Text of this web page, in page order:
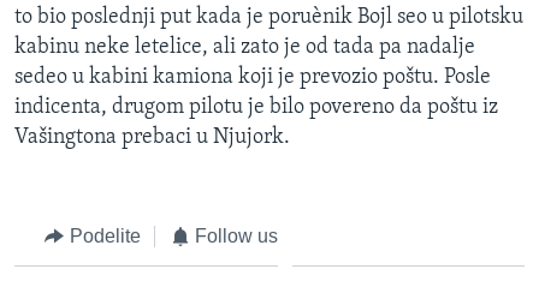
to bio poslednji put kada je poruènik Bojl seo u pilotsku
kabinu neke letelice, ali zato je od tada pa nadalje
sedeo u kabini kamiona koji je prevozio poštu. Posle
indicenta, drugom pilotu je bilo povereno da poštu iz
Vašingtona prebaci u Njujork.
Podelite Follow us